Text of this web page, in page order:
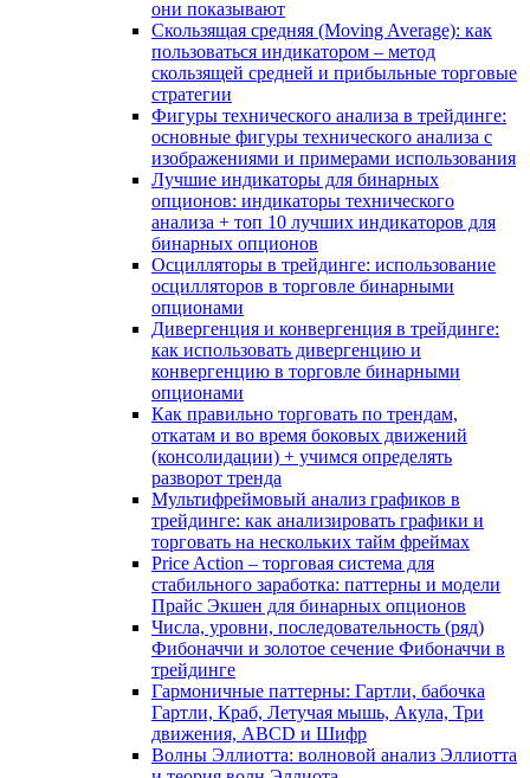
они показывают
Скользящая средняя (Moving Average): как
пользоваться индикатором – метод
скользящей средней и прибыльные торговые
стратегии
Фигуры технического анализа в трейдинге:
основные фигуры технического анализа с
изображениями и примерами использования
Лучшие индикаторы для бинарных
опционов: индикаторы технического
анализа + топ 10 лучших индикаторов для
бинарных опционов
Осцилляторы в трейдинге: использование
осцилляторов в торговле бинарными
опционами
Дивергенция и конвергенция в трейдинге:
как использовать дивергенцию и
конвергенцию в торговле бинарными
опционами
Как правильно торговать по трендам,
откатам и во время боковых движений
(консолидации) + учимся определять
разворот тренда
Мультифреймовый анализ графиков в
трейдинге: как анализировать графики и
торговать на нескольких тайм фреймах
Price Action – торговая система для
стабильного заработка: паттерны и модели
Прайс Экшен для бинарных опционов
Числа, уровни, последовательность (ряд)
Фибоначчи и золотое сечение Фибоначчи в
трейдинге
Гармоничные паттерны: Гартли, бабочка
Гартли, Краб, Летучая мышь, Акула, Три
движения, ABCD и Шифр
Волны Эллиотта: волновой анализ Эллиотта